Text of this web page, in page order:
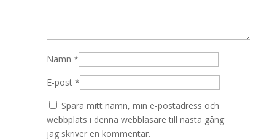
Namn *
E-post *
Spara mitt namn, min e-postadress och
webbplats i denna webbläsare till nästa gång
jag skriver en kommentar.